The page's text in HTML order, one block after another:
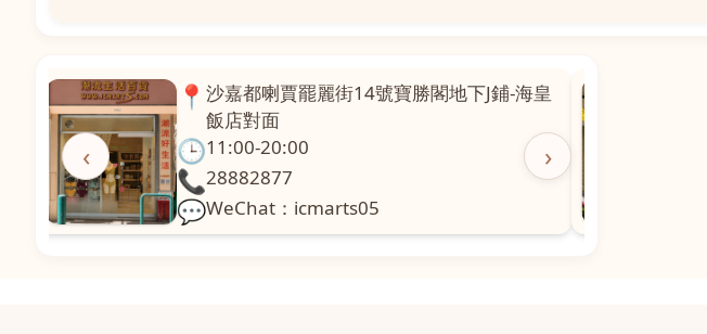
‹ ›
📍澳門啤利喇街121號珍興樓L1舖 粵華廣場對
面
🕒11:00-20:00
📞28331971
💬WeChat：icmarts02